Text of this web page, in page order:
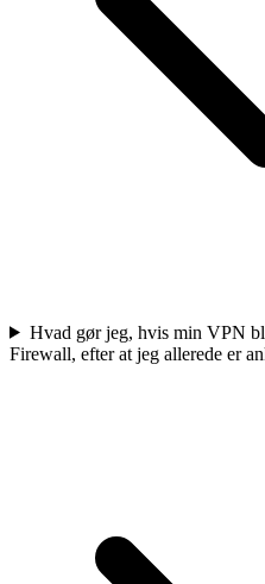
Hvad gør jeg, hvis min VPN
Firewall, efter at jeg allerede er